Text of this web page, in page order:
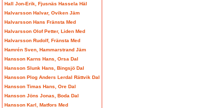
Hall Jon-Erik, Fjusnäs Hassela Häl
Halvarsson Halvar, Oviken Jäm
Halvarsson Hans Fränsta Med
Halvarsson Olof Petter, Liden Med
Halvarsson Rudolf, Fränsta Med
Hamrén Sven, Hammarstrand Jäm
Hansson Karns Hans, Orsa Dal
Hansson Slunk Hans, Bingsjö Dal
Hansson Plog Anders Lerdal Rättvik Dal
Hansson Timas Hans, Ore Dal
Hansson Jöns Jonas, Boda Dal
Hansson Karl, Matfors Med